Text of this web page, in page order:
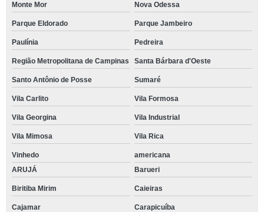
Monte Mor Nova Odessa
Parque Eldorado Parque Jambeiro
Paulínia Pedreira
Região Metropolitana de Campinas Santa Bárbara d'Oeste
Santo Antônio de Posse Sumaré
Vila Carlito Vila Formosa
Vila Georgina Vila Industrial
Vila Mimosa Vila Rica
Vinhedo
americana
ARUJÁ
Barueri
Biritiba Mirim Caieiras
Cajamar Carapicuíba